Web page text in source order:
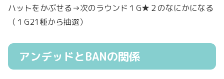
ハットをかぶせる→次のラウンド１G★２のなにかになる
（１G21種から抽選）
アンデッドとBANの関係